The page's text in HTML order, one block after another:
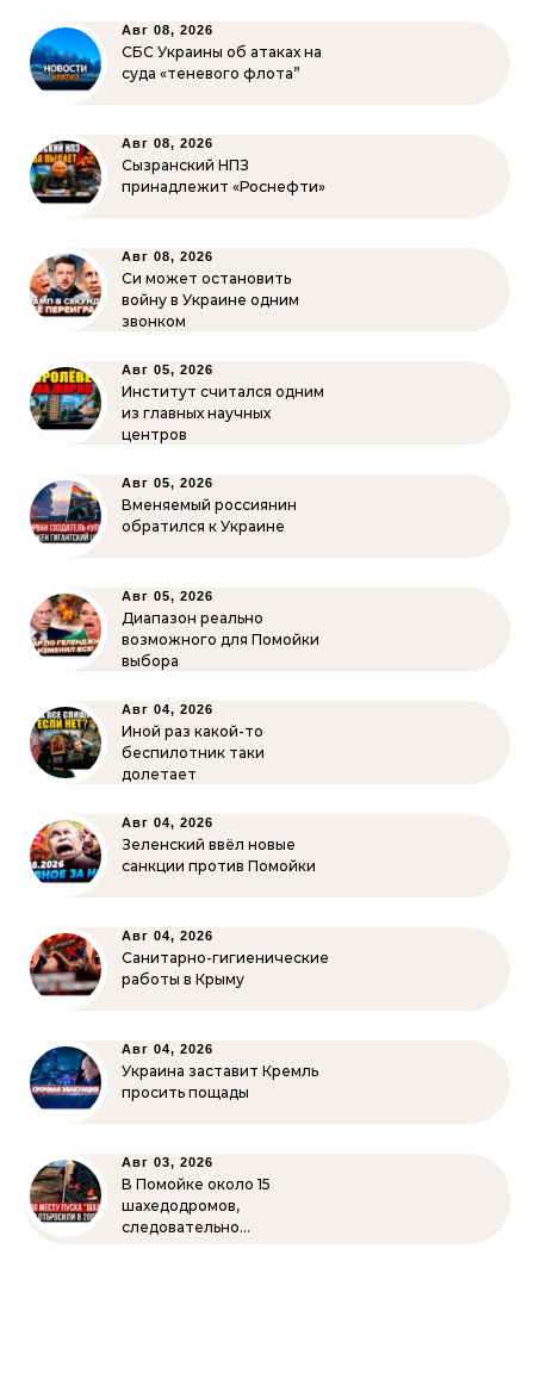
Авг 08, 2026
СБС Украины об атаках на
суда «теневого флота”
Авг 08, 2026
Сызранский НПЗ
принадлежит «Роснефти»
Авг 08, 2026
Си может остановить
войну в Украине одним
звонком
Авг 05, 2026
Институт считался одним
из главных научных
центров
Авг 05, 2026
Вменяемый россиянин
обратился к Украине
Авг 05, 2026
Диапазон реально
возможного для Помойки
выбора
Авг 04, 2026
Иной раз какой-то
беспилотник таки
долетает
Авг 04, 2026
Зеленский ввёл новые
санкции против Помойки
Авг 04, 2026
Санитарно-гигиенические
работы в Крыму
Авг 04, 2026
Украина заставит Кремль
просить пощады
Авг 03, 2026
В Помойке около 15
шахедодромов,
следовательно…